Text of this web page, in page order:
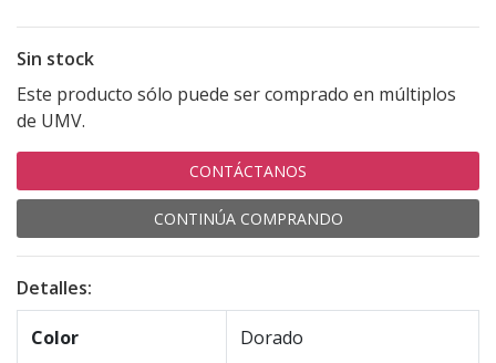
Sin stock
Este producto sólo puede ser comprado en múltiplos
de UMV.
CONTÁCTANOS
CONTINÚA COMPRANDO
Detalles:
Color Dorado